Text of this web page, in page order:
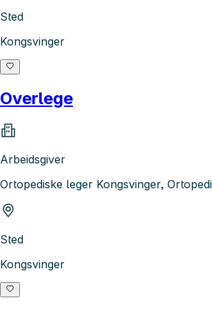
Sted
Kongsvinger
Overlege
Arbeidsgiver
Ortopediske leger Kongsvinger,
Sted
Kongsvinger